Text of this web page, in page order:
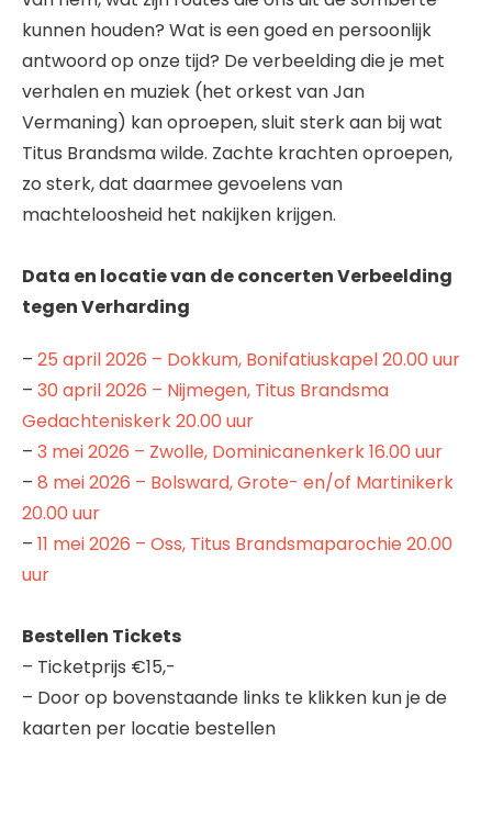
kunnen houden? Wat is een goed en persoonlijk
antwoord op onze tijd? De verbeelding die je met
verhalen en muziek (het orkest van Jan
Vermaning) kan oproepen, sluit sterk aan bij wat
Titus Brandsma wilde. Zachte krachten oproepen,
zo sterk, dat daarmee gevoelens van
machteloosheid het nakijken krijgen.
Data en locatie van de concerten Verbeelding
tegen Verharding
– 25 april 2026 – Dokkum, Bonifatiuskapel 20.00 uur
– 30 april 2026 – Nijmegen, Titus Brandsma
Gedachteniskerk 20.00 uur
– 3 mei 2026 – Zwolle, Dominicanenkerk 16.00 uur
– 8 mei 2026 – Bolsward, Grote- en/of Martinikerk
20.00 uur
– 11 mei 2026 – Oss, Titus Brandsmaparochie 20.00
uur
Bestellen Tickets
– Ticketprijs €15,-
– Door op bovenstaande links te klikken kun je de
kaarten per locatie bestellen